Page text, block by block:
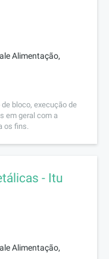
Alimentação,
bloco, execução de
em geral com a
os fins.
- Itu
Alimentação,